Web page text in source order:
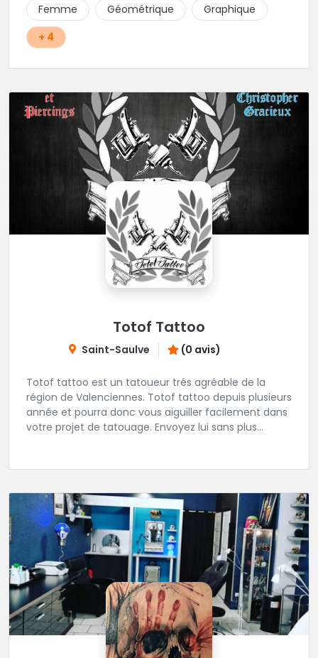
Femme
Géométrique
Graphique
+ 4
Totof Tattoo
Saint-Saulve (0 avis)
Totof tattoo est un tatoueur trés agréable de la
région de Valenciennes. Totof tattoo depuis plusieurs
année et pourra donc vous aiguiller facilement dans
votre projet de tatouage. Envoyez lui sans plus